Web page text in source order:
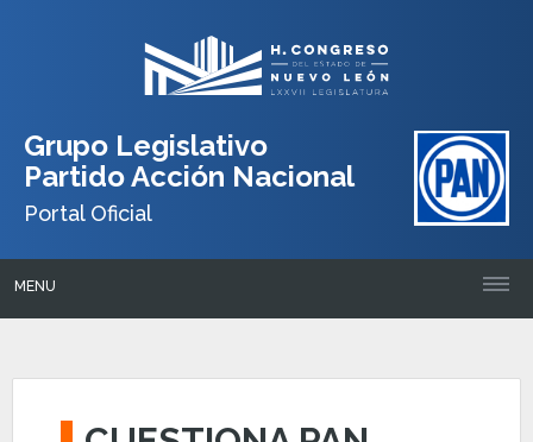
Grupo Legislativo
Partido Acción Nacional
Portal Oficial
MENU